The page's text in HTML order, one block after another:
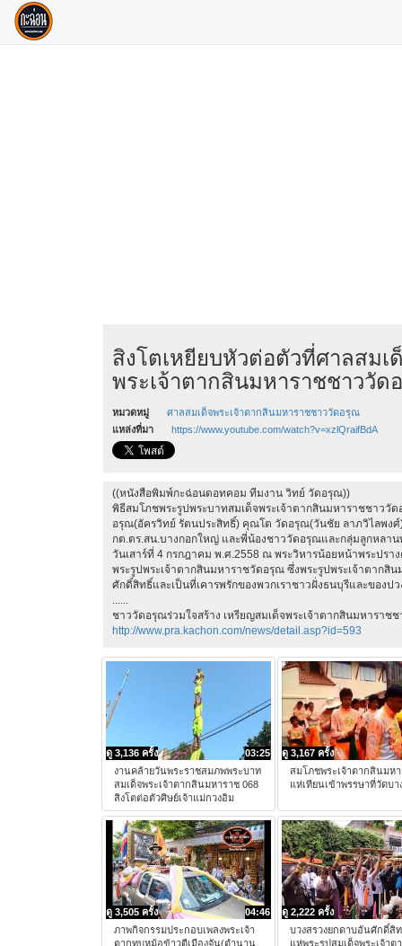
สิงโตเหยียบหัวต่อตัวที่ศาลสมเ
พระเจ้าตากสินมหาราชชาววัด
หมวดหมู่
ศาลสมเด็จพระเจ้าตากสินมหาราชชาววัดอรุณ
แหล่งที่มา
https://www.youtube.com/watch?v=xzlQraifBdA
((หนังสือพิมพ์กะฉ่อนดอทคอม ทีมงาน วิทย์ วัดอรุณ))
พิธีสมโภชพระรูปพระบาทสมเด็จพระเจ้าตากสินมหาราชชาว
อรุณ(อัครวิทย์ รัตนประสิทธิ์) คุณโต วัดอรุณ(วันชัย ลาภวิไลพงศ์
กต.ตร.สน.บางกอกใหญ่ และพี่น้องชาววัดอรุณและกลุ่มลูกหลาน
วันเสาร์ที่ 4 กรกฎาคม พ.ศ.2558 ณ พระวิหารน้อยหน้าพระปร
พระรูปพระเจ้าตากสินมหาราชวัดอรุณ ซึ่งพระรูปพระเจ้าตากสิ
ศักดิ์สิทธิ์และเป็นที่เคารพรักของพวกเราชาวฝั่งธนบุรีและของป
......
ชาววัดอรุณร่วมใจสร้าง เหรียญสมเด็จพระเจ้าตากสินมหาราช
http://www.pra.kachon.com/news/detail.asp?id=593
03:25
ดู 3,136 ครั้ง
งานคล้ายวันพระราชสมภพพระบาท
สมเด็จพระเจ้าตากสินมหาราช 068
สิงโตต่อตัวศิษย์เจ้าแม่กวงอิม
ดู 3,167 ครั้ง
สมโภชพระเจ้าตากสินมห
แห่เทียนเข้าพรรษาที่วัดบา
04:46
ดู 3,505 ครั้ง
ภาพกิจกรรมประกอบเพลงพระเจ้า
ตากทุบหม้อข้าวตีเมืองจัน(ตำนาน
ดู 2,222 ครั้ง
บวงสรวงยกดาบอันศักดิ์สิ
แห่พระรูปสมเด็จพระเจ้าต